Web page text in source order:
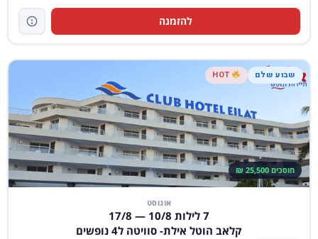
להזמנה
שבוע שלם
חוסכים 25,500 ₪
אוגוסט
7 לילות 10/8 — 17/8
קלאב הוטל אילת- סוויטה ל4 נופשים